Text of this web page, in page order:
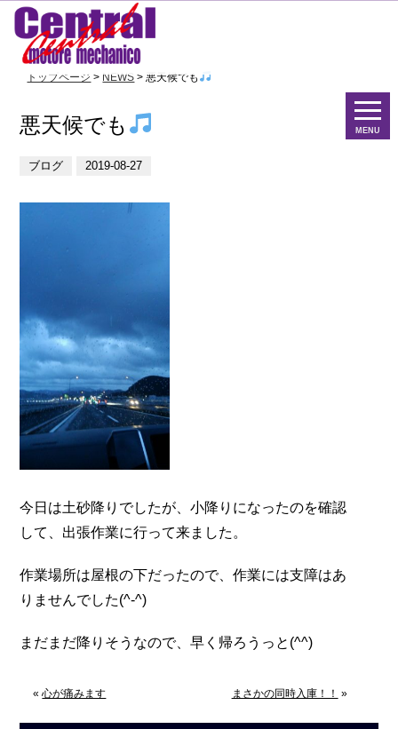
MENU
トップページ > NEWS > 悪天候でも
悪天候でも
ブログ 2019-08-27
今日は土砂降りでしたが、小降りになったのを確認
して、出張作業に行って来ました。
作業場所は屋根の下だったので、作業には支障はあ
りませんでした(^-^)
まだまだ降りそうなので、早く帰ろうっと(^^)
«心が痛みます まさかの同時入庫！！ »